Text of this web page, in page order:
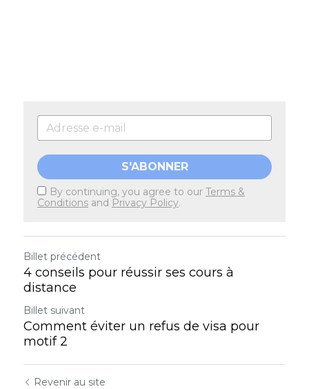
S'ABONNER
By continuing, you agree to our Terms &
Conditions and Privacy Policy.
Billet précédent
4 conseils pour réussir ses cours à
distance
Billet suivant
Comment éviter un refus de visa pour
motif 2
Revenir au site